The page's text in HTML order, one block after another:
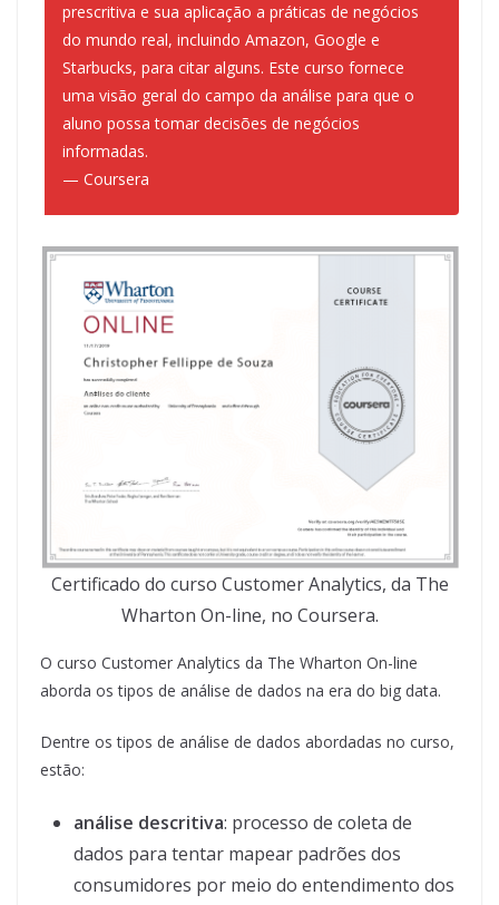
prescritiva e sua aplicação a práticas de negócios
do mundo real, incluindo Amazon, Google e
Starbucks, para citar alguns. Este curso fornece
uma visão geral do campo da análise para que o
aluno possa tomar decisões de negócios
informadas.
— Coursera
Certificado do curso Customer Analytics, da The
Wharton On-line, no Coursera.
O curso Customer Analytics da The Wharton On-line
aborda os tipos de análise de dados na era do big data.
Dentre os tipos de análise de dados abordadas no curso,
estão:
análise descritiva: processo de coleta de
dados para tentar mapear padrões dos
consumidores por meio do entendimento dos